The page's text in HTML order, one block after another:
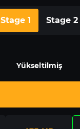
Stage 1 Stage 2
Yükseltilmiş